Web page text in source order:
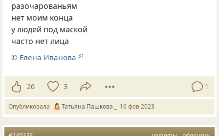
разочарованьям
нет моим конца
у людей под маской
часто нет лица
© Елена Иванова 31
26 3 1
Опубликовала Татьяна Пашкова _ 16 фев 2023